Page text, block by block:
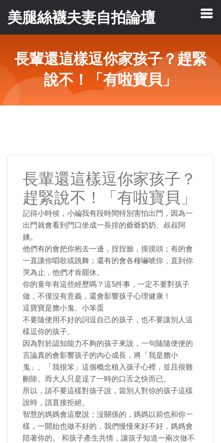
美腿絲襪夫妻自拍論壇
長輩還這樣逗你家孩子？趕緊
說不！「有啦寶貝」
長輩還這樣逗你家孩子？
趕緊說不！「有啦寶貝」
記得小時候，小編我有段時間特別害怕出門，因為一
出門就會看到門口坐成一長排的爺爺奶奶、叔叔阿
姨。
他們有的會把你抱去一邊，捏捏臉，摸摸頭；有的會
一直讓你唱歌或跳舞；還有的會各種嚇唬你，直到你
哭為止，他們才肯罷休。
你的童年有這些經歷嗎？這5件事，一定不要對孩子
做，不僅沒有意義，還會影響孩子心理健康！
逗寶寶是膽小鬼、小笨蛋
不要隨便用不好的詞逗自己的孩子，也不要讓別人這
樣逗你的孩子。
因為對於認知能力不夠的孩子來說，一句隨隨便便的
言論真的會影響孩子的內心成長，將「我是膽小
鬼」、「我很笨」這個概念植入孩子心裡，並且很難
刪除。而大人只是逞了一時的口舌之快而已。
所以，請不要這樣對孩子說，當別人對你的孩子這樣
說時，請直接拒絕。
智慧的媽媽會這麼說：沒關係的，媽媽以前也和你一
樣，一開始也做不好的，我們慢慢來好不好，媽媽會
陪著你的。 和孩子產生共情，讓孩子知道一兩次做不